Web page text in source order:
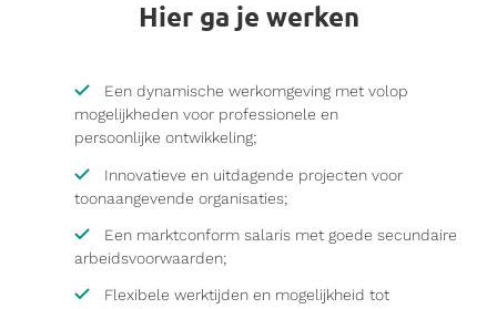
Hier ga je werken
Een dynamische werkomgeving met volop
mogelijkheden voor professionele en
persoonlijke ontwikkeling;
Innovatieve en uitdagende projecten voor
toonaangevende organisaties;
Een marktconform salaris met goede secundaire
arbeidsvoorwaarden;
Flexibele werktijden en mogelijkheid tot